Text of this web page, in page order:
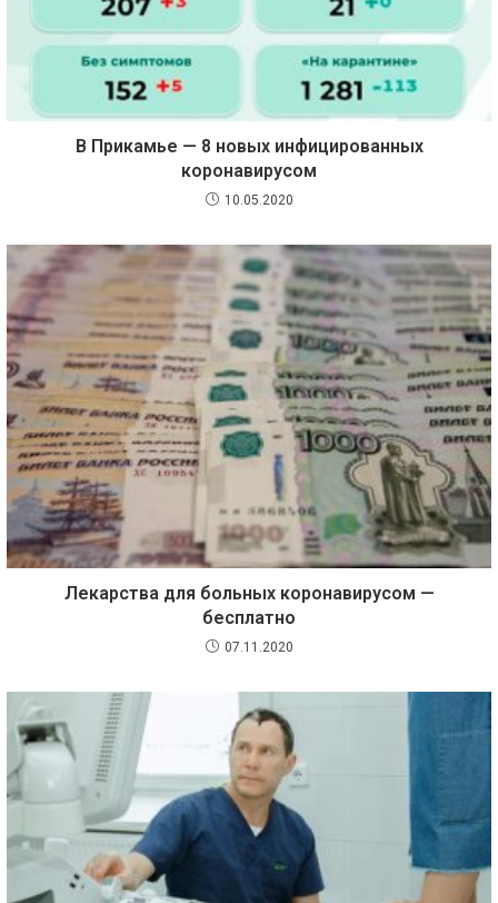
В Прикамье — 8 новых инфицированных
коронавирусом
10.05.2020
Лекарства для больных коронавирусом —
бесплатно
07.11.2020